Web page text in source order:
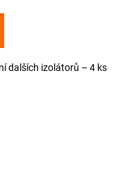
dalších izolátorů – 4 ks